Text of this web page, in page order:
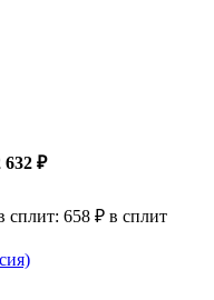
632 ₽
сплит: 658 ₽ в сплит